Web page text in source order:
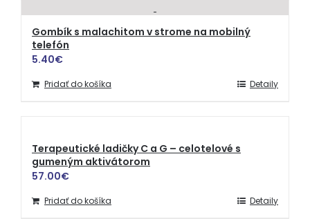
Gombík s malachitom v strome na mobilný
telefón
5.40€
Pridať do košíka Detaily
Terapeutické ladičky C a G – celotelové s
gumeným aktivátorom
57.00€
Pridať do košíka Detaily